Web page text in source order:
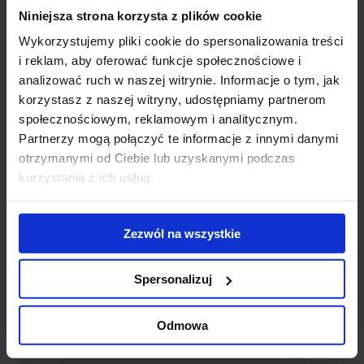
Niniejsza strona korzysta z plików cookie
Wykorzystujemy pliki cookie do spersonalizowania treści
i reklam, aby oferować funkcje społecznościowe i
analizować ruch w naszej witrynie. Informacje o tym, jak
korzystasz z naszej witryny, udostępniamy partnerom
społecznościowym, reklamowym i analitycznym.
Partnerzy mogą połączyć te informacje z innymi danymi
otrzymanymi od Ciebie lub uzyskanymi podczas
korzystania z ich usług.
Zezwól na wszystkie
Spersonalizuj
Odmowa
Modernization of
the Diuna
complex - new
conference
center opened
WTW wybiera V
Tower.
Doświadczony
ekspert z obszaru
usług
ubezpieczeniowych
stawia na
zrównoważoną
przestrzeń w
Contact us
Jones Lang LaSalle Sp. z o.o.